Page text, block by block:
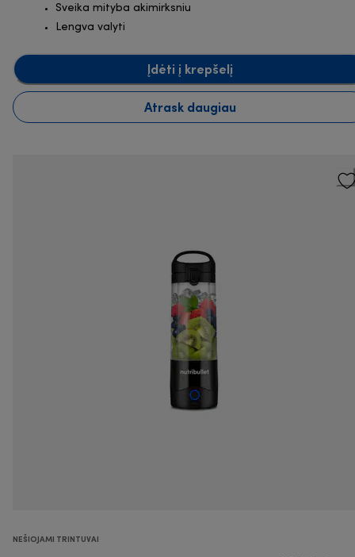
Sveika mityba akimirksniu
Lengva valyti
Įdėti į krepšelį
Atrask daugiau
NEŠIOJAMI TRINTUVAI